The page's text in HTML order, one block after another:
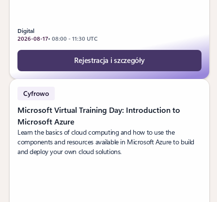
Digital
2026-08-17• 08:00 - 11:30 UTC
Rejestracja i szczegóły
Cyfrowo
Microsoft Virtual Training Day: Introduction to
Microsoft Azure
Learn the basics of cloud computing and how to use the
components and resources available in Microsoft Azure to build
and deploy your own cloud solutions.